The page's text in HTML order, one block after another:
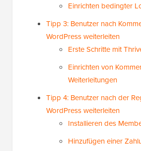
Einrichten bedingter
Tipp 3: Benutzer nach
WordPress weiterleiten
Erste Schritte mit
Einrichten von
Weiterleitungen
Tipp 4: Benutzer nach der
WordPress weiterleiten
Installieren des
Hinzufügen einer